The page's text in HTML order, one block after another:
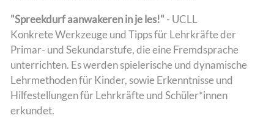
"Spreekdurf aanwakeren in je les!" - UCLL
Konkrete Werkzeuge und Tipps für Lehrkräfte der
Primar- und Sekundarstufe, die eine Fremdsprache
unterrichten. Es werden spielerische und dynamische
Lehrmethoden für Kinder, sowie Erkenntnisse und
Hilfestellungen für Lehrkräfte und Schüler*innen
erkundet.